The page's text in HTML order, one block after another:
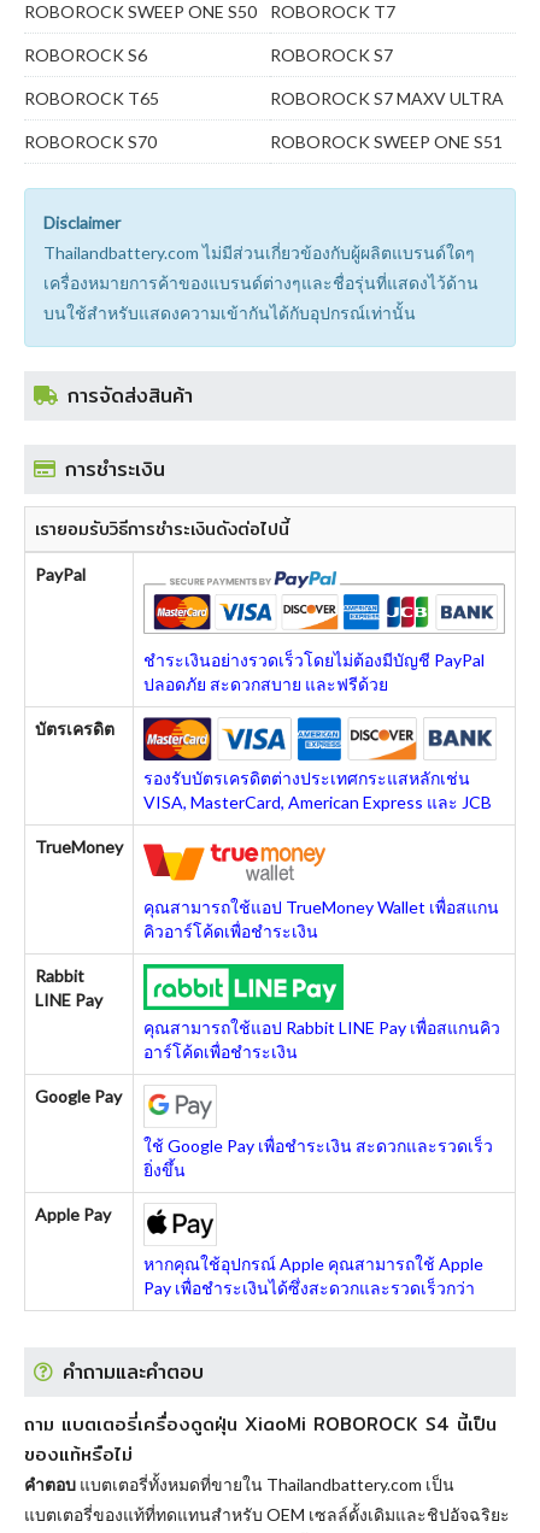
ROBOROCK SWEEP ONE S50 ROBOROCK T7
ROBOROCK S6 ROBOROCK S7
ROBOROCK T65 ROBOROCK S7 MAXV ULTRA
ROBOROCK S70 ROBOROCK SWEEP ONE S51
Disclaimer
Thailandbattery.com ไม่มีส่วนเกี่ยวข้องกับผู้ผลิตแบรนด์ใดๆ
เครื่องหมายการค้าของแบรนด์ต่างๆและชื่อรุ่นที่แสดงไว้ด้าน
บนใช้สำหรับแสดงความเข้ากันได้กับอุปกรณ์เท่านั้น
การจัดส่งสินค้า
การชำระเงิน
เรายอมรับวิธีการชำระเงินดังต่อไปนี้
PayPal
ชำระเงินอย่างรวดเร็วโดยไม่ต้องมีบัญชี PayPal
ปลอดภัย สะดวกสบาย และฟรีด้วย
บัตรเครดิต
รองรับบัตรเครดิตต่างประเทศกระแสหลักเช่น
VISA, MasterCard, American Express และ JCB
TrueMoney
คุณสามารถใช้แอป TrueMoney Wallet เพื่อสแกน
คิวอาร์โค้ดเพื่อชำระเงิน
Rabbit
LINE Pay
คุณสามารถใช้แอป Rabbit LINE Pay เพื่อสแกนคิว
อาร์โค้ดเพื่อชำระเงิน
Google Pay
ใช้ Google Pay เพื่อชำระเงิน สะดวกและรวดเร็ว
ยิ่งขึ้น
Apple Pay
หากคุณใช้อุปกรณ์ Apple คุณสามารถใช้ Apple
Pay เพื่อชำระเงินได้ซึ่งสะดวกและรวดเร็วกว่า
คำถามและคำตอบ
ถาม แบตเตอรี่เครื่องดูดฝุ่น XiaoMi ROBOROCK S4 นี้เป็น
ของแท้หรือไม่
คำตอบ แบตเตอรี่ทั้งหมดที่ขายใน Thailandbattery.com เป็น
แบตเตอรี่ของแท้ที่ทดแทนสำหรับ OEM เซลล์ดั้งเดิมและชิปอัจฉริยะ